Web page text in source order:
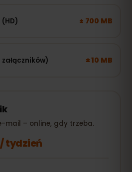
± 700 MB
± 10 MB
mail – online, gdy trzeba.
/ tydzień